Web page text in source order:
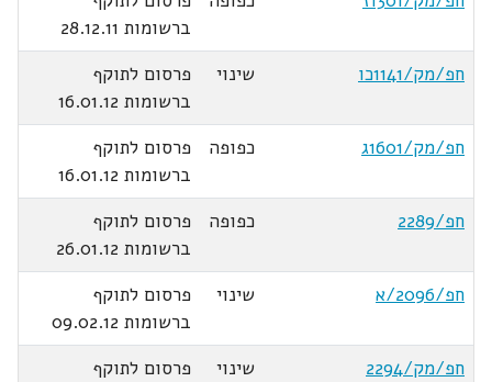
ברשומות 28.12.11
חפ/מק/1141כו
שינוי
פרסום לתוקף
ברשומות 16.01.12
חפ/מק/1601ג
כפופה
פרסום לתוקף
ברשומות 16.01.12
חפ/2289
כפופה
פרסום לתוקף
ברשומות 26.01.12
חפ/2096/א
שינוי
פרסום לתוקף
ברשומות 09.02.12
חפ/מק/2294
שינוי
פרסום לתוקף